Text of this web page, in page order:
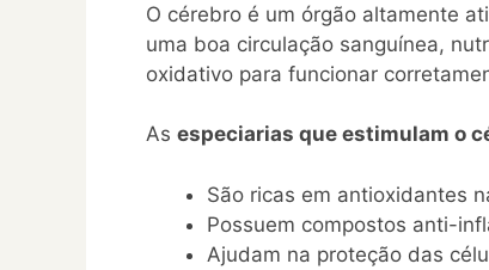
O cérebro é um órgão altamente
uma boa circulação sanguínea,
oxidativo para funcionar
As especiarias que estimulam o
São ricas em antioxidantes
Possuem compostos anti-
Ajudam na proteção das